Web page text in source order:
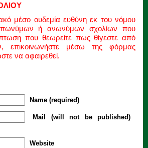
μέσο ουδεμία ευθύνη εκ του νόμου
ή ανωνύμων σχολίων που
που θεωρείτε πως θίγεστε από
επικοινωνήστε μέσω της φόρμας
να αφαιρεθεί.
Name (required)
Mail (will not be published)
Website